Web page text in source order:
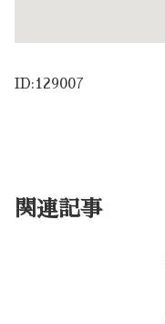
ID:129007
関連記事